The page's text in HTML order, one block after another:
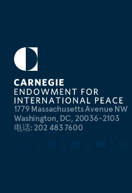
1779 Massachusetts Avenue NW
Washington, DC, 20036-2103
电话: 202 483 7600